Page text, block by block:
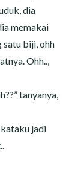
dia
memakai
satu biji, ohh
Ohh..,
tanyanya,
kataku jadi